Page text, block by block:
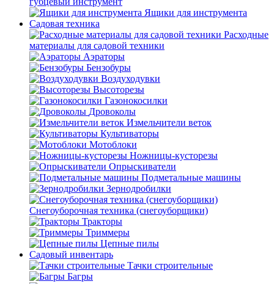
Ящики для инструмента
Садовая техника
Расходные
материалы для садовой техники
Аэраторы
Бензобуры
Воздуходувки
Высоторезы
Газонокосилки
Дровоколы
Измельчители веток
Культиваторы
Мотоблоки
Ножницы-кусторезы
Опрыскиватели
Подметальные машины
Зернодробилки
Снегоуборочная техника (снегоуборщики)
Тракторы
Триммеры
Цепные пилы
Садовый инвентарь
Тачки строительные
Багры